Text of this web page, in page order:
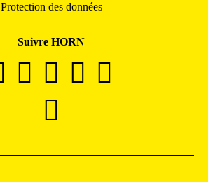
Protection des données
Suivre HORN